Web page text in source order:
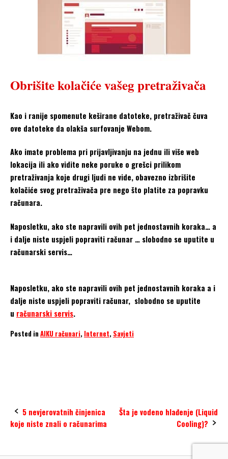
Obrišite kolačiće vašeg pretraživača
Kao i ranije spomenute keširane datoteke, pretraživač čuva
ove datoteke da olakša surfovanje Webom.
Ako imate problema pri prijavljivanju na jednu ili više web
lokacija ili ako vidite neke poruke o grešci prilikom
pretraživanja koje drugi ljudi ne vide, obavezno izbrišite
kolačiće svog pretraživača pre nego što platite za popravku
računara.
Naposletku, ako ste napravili ovih pet jednostavnih koraka… a
i dalje niste uspjeli popraviti računar … slobodno se uputite u
računarski servis…
Naposletku, ako ste napravili ovih pet jednostavnih koraka a i
dalje niste uspjeli popraviti računar, slobodno se uputite
u računarski servis.
Posted inAIKU računari, Internet, Savjeti
Post5 nevjerovatnih činjenica
koje niste znali o računarima
Šta je vodeno hlađenje (Liquid
Cooling)?